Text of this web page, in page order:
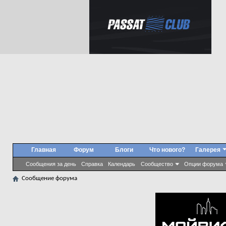
Главная Форум
Сообщения за день Справка Календарь Сообщество Опции форума
Блоги Что нового? Галерея
Сообщение форума